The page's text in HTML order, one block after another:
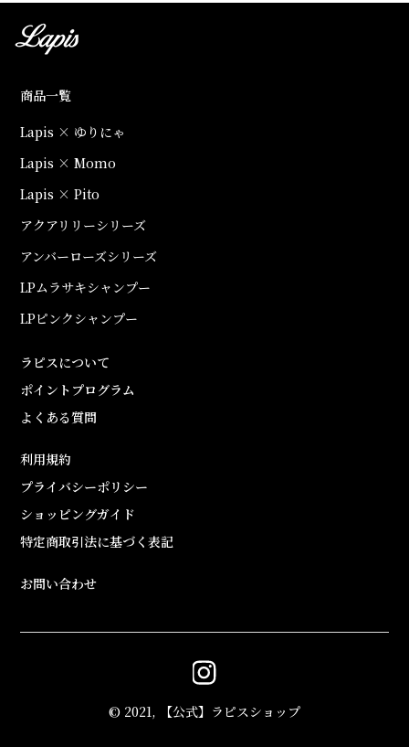
商品一覧
Lapis × ゆりにゃ
Lapis × Momo
Lapis × Pito
アクアリリーシリーズ
アンバーローズシリーズ
LPムラサキシャンプー
LPピンクシャンプー
ラピスについて
ポイントプログラム
よくある質問
利用規約
プライバシーポリシー
ショッピングガイド
特定商取引法に基づく表記
お問い合わせ
© 2021, 【公式】ラピスショップ